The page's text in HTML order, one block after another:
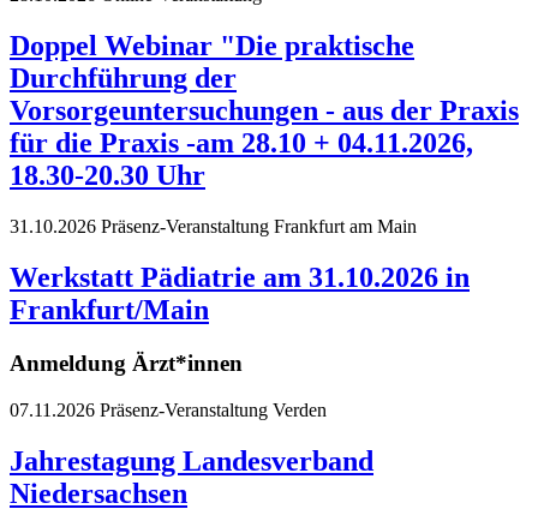
Doppel Webinar "Die praktische
Durchführung der
Vorsorgeuntersuchungen - aus der Praxis
für die Praxis -am 28.10 + 04.11.2026,
18.30-20.30 Uhr
31.10.2026 Präsenz-Veranstaltung Frankfurt am Main
Werkstatt Pädiatrie am 31.10.2026 in
Frankfurt/Main
Anmeldung Ärzt*innen
07.11.2026 Präsenz-Veranstaltung Verden
Jahrestagung Landesverband
Niedersachsen